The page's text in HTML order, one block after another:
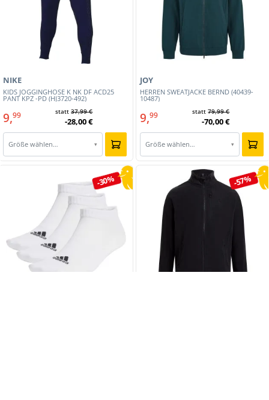
KIDS JOGGINGHOSE K NK DF ACD25
PANT KPZ -PD (HJ3720-492)
NIKE
9,99 statt37,99 €
-28,00 €
Größe wählen… ▾
HERREN SWEATJACKE BERND (40439-
10487)
JOY
9,99 statt79,99 €
-70,00 €
Größe wählen… ▾
-30% -57%